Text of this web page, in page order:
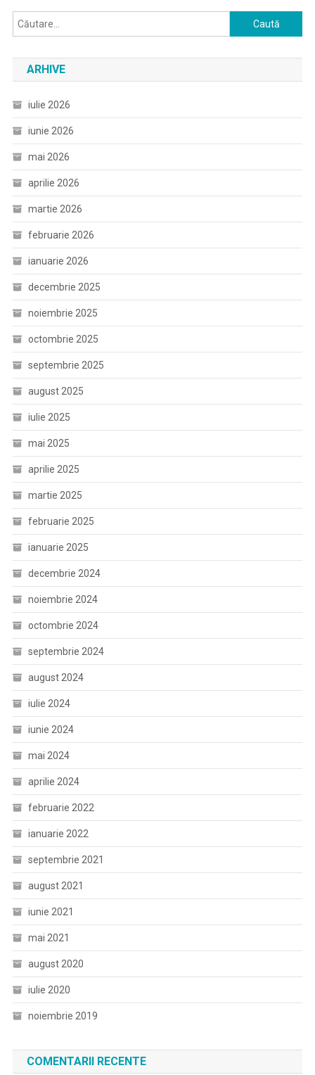
Caută
după:
ARHIVE
iulie 2026
iunie 2026
mai 2026
aprilie 2026
martie 2026
februarie 2026
ianuarie 2026
decembrie 2025
noiembrie 2025
octombrie 2025
septembrie 2025
august 2025
iulie 2025
mai 2025
aprilie 2025
martie 2025
februarie 2025
ianuarie 2025
decembrie 2024
noiembrie 2024
octombrie 2024
septembrie 2024
august 2024
iulie 2024
iunie 2024
mai 2024
aprilie 2024
februarie 2022
ianuarie 2022
septembrie 2021
august 2021
iunie 2021
mai 2021
august 2020
iulie 2020
noiembrie 2019
COMENTARII RECENTE